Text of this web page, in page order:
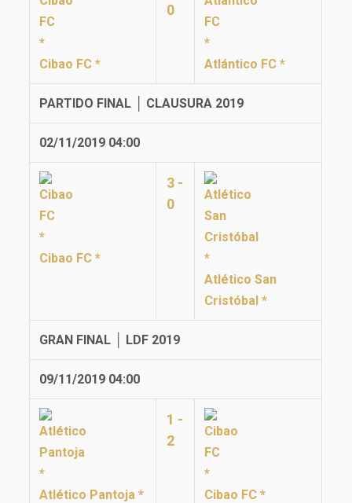
Cibao FC *
0
Atlántico FC *
PARTIDO FINAL │ CLAUSURA 2019
02/11/2019 04:00
Cibao FC *
3 -
0
Atlético San
Cristóbal *
GRAN FINAL │ LDF 2019
09/11/2019 04:00
Atlético Pantoja *
1 -
2
Cibao FC *